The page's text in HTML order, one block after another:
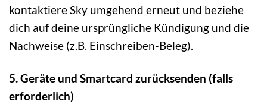
kontaktiere Sky umgehend erneut und beziehe
dich auf deine ursprüngliche Kündigung und die
Nachweise (z.B. Einschreiben-Beleg).
5. Geräte und Smartcard zurücksenden (falls
erforderlich)